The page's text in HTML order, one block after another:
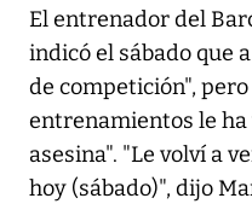
El entrenador del
indicó el sábado que
de competición",
entrenamientos le
asesina". "Le volví a
hoy (sábado)", dijo